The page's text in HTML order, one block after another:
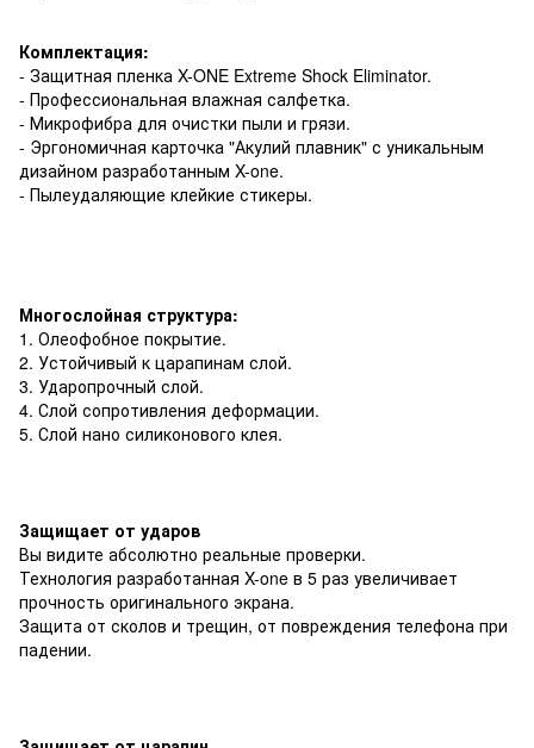
Комплектация:
- Защитная пленка X-ONE Extreme Shock Eliminator.
- Профессиональная влажная салфетка.
- Микрофибра для очистки пыли и грязи.
- Эргономичная карточка "Акулий плавник" с уникальным
дизайном разработанным X-one.
- Пылеудаляющие клейкие стикеры.
Многослойная структура:
1. Олеофобное покрытие.
2. Устойчивый к царапинам слой.
3. Ударопрочный слой.
4. Слой сопротивления деформации.
5. Слой нано силиконового клея.
Защищает от ударов
Вы видите абсолютно реальные проверки.
Технология разработанная X-one в 5 раз увеличивает
прочность оригинального экрана.
Защита от сколов и трещин, от повреждения телефона при
падении.